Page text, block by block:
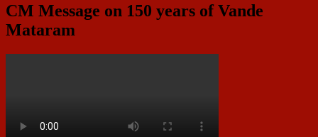
CM Message on 150 years of Vande
Mataram